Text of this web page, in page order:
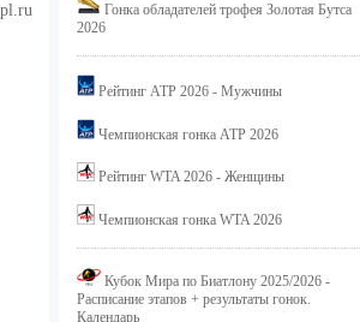
Гонка обладателей трофея Золотая Бутса
2026
Рейтинг ATP 2026 - Мужчины
Чемпионская гонка ATP 2026
Рейтинг WTA 2026 - Женщины
Чемпионская гонка WTA 2026
Кубок Мира по Биатлону 2025/2026 -
Расписание этапов + результаты гонок.
Календарь